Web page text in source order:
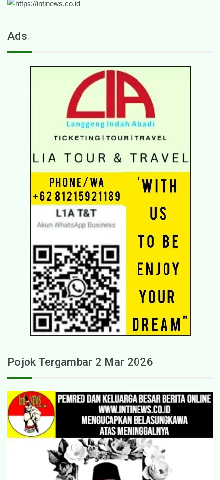
Ads.
Pojok Tergambar 2 Mar 2026